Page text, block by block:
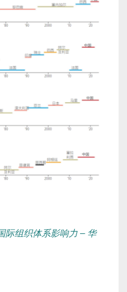
际组织体系影响力 – 华